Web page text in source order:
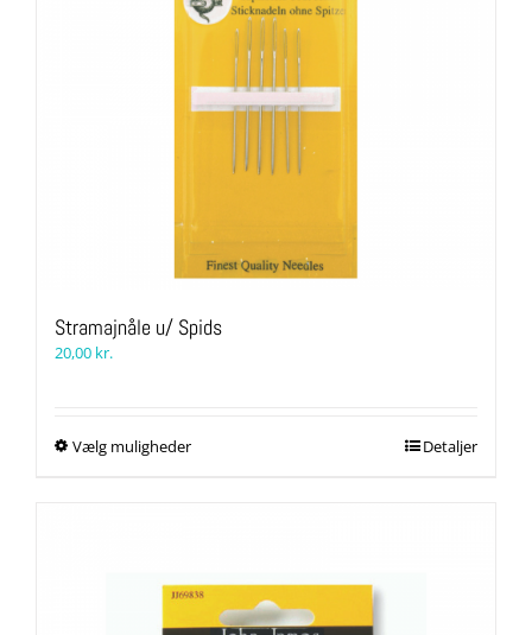
Stramajnåle u/ Spids
20,00 kr.
Vælg mulighederDette
kan
vælges
Detaljer